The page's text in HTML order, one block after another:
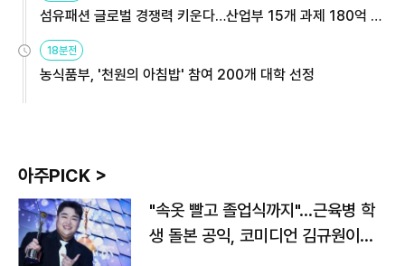
섬유패션 글로벌 경쟁력 키운다…산업부 15개 과제 180억 지
원
18분전
농식품부, '천원의 아침밥' 참여 200개 대학 선정
아주PICK >
"속옷 빨고 졸업식까지"…근육병 학
생 돌본 공익, 코미디언 김규원이었